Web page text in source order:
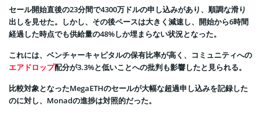
セール開始直後の23分間で4300万ドルの申し込みがあり、順調な滑り
出しを見せた。しかし、その後ペースは大きく減速し、開始から6時間
経過した時点でも供給量の48%しか埋まらない状況となった。
これには、ベンチャーキャピタルの保有比率が高く、コミュニティへの
エアドロップ配分が3.3%と低いことへの批判も影響したと見られる。
比較対象となったMegaETHのセールが大幅な超過申し込みを記録した
のに対し、Monadの進捗は対照的だった。